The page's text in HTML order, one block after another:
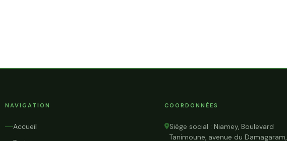
NAVIGATION
Accueil
COORDONNÉES
Siège social : Niamey, Boulevard
Tanimoune, avenue du Damagaram,